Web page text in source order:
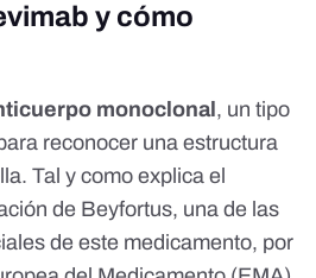
y cómo
monoclonal , un tipo
reconocer una estructura
Tal y como explica el
de Beyfortus, una de las
de este medicamento, por